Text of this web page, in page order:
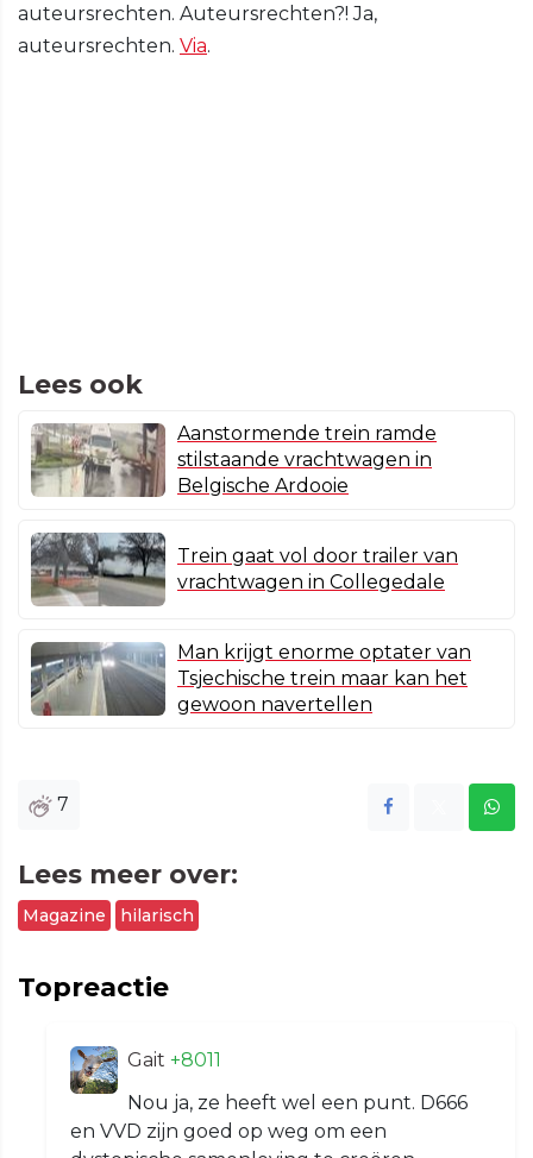
auteursrechten. Auteursrechten?! Ja,
auteursrechten. Via.
Lees ook
Aanstormende trein ramde
stilstaande vrachtwagen in
Belgische Ardooie
Trein gaat vol door trailer van
vrachtwagen in Collegedale
Man krijgt enorme optater van
Tsjechische trein maar kan het
gewoon navertellen
7
Lees meer over:
Magazine hilarisch
Topreactie
Gait +8011
Nou ja, ze heeft wel een punt. D666
en VVD zijn goed op weg om een